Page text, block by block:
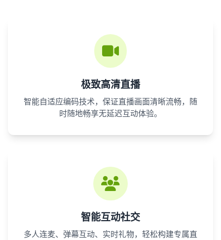
极致高清直播
智能自适应编码技术，保证直播画面清晰流畅，随
时随地畅享无延迟互动体验。
智能互动社交
多人连麦、弹幕互动、实时礼物，轻松构建专属直